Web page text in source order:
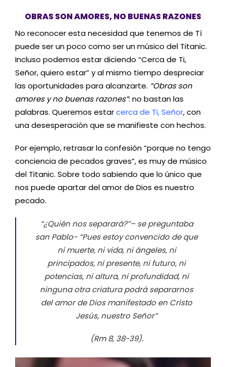
OBRAS SON AMORES, NO BUENAS RAZONES
No reconocer esta necesidad que tenemos de Tí
puede ser un poco como ser un músico del Titanic.
Incluso podemos estar diciendo “Cerca de Ti,
Señor, quiero estar” y al mismo tiempo despreciar
las oportunidades para alcanzarte. “Obras son
amores y no buenas razones”: no bastan las
palabras. Queremos estarcerca de Ti, Señor, con
una desesperación que se manifieste con hechos.
Por ejemplo, retrasar la confesión “porque no tengo
conciencia de pecados graves”, es muy de músico
del Titanic. Sobre todo sabiendo que lo único que
nos puede apartar del amor de Dios es nuestro
pecado.
“¿Quién nos separará?”– se preguntaba
san Pablo- “Pues estoy convencido de que
ni muerte, ni vida, ni ángeles, ni
principados, ni presente, ni futuro, ni
potencias, ni altura, ni profundidad, ni
ninguna otra criatura podrá separarnos
del amor de Dios manifestado en Cristo
Jesús, nuestro Señor”
(Rm 8, 38-39).